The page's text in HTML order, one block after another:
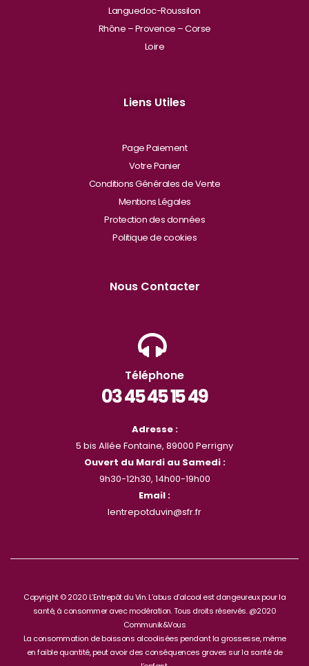
Languedoc-Roussilon
Rhône – Provence – Corse
Loire
Liens Utiles
Page Paiement
Votre Panier
Conditions Générales de Vente
Mentions Légales
Protection des données
Politique de cookies
Nous Contacter
Téléphone
03 45 45 15 49
Adresse :
5 bis Allée Fontaine, 89000 Perrigny
Ouvert du Mardi au Samedi :
9h30-12h30, 14h00-19h00
Email :
lentrepotduvin@sfr.fr
Copyright © 2020 L’Entrepôt du Vin. L’abus d’alcool est dangeureux pour la
santé, à consommer avec modération. Tous droits réservés. @2020
Communik&Vous
La consommation de boissons alcoolisées pendant la grossesse, même
en faible quantité, peut avoir des conséquences graves sur la santé de